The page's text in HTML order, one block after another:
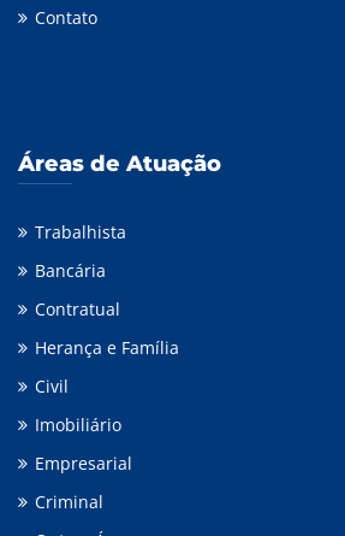
Contato
Áreas de Atuação
Trabalhista
Bancária
Contratual
Herança e Família
Civil
Imobiliário
Empresarial
Criminal